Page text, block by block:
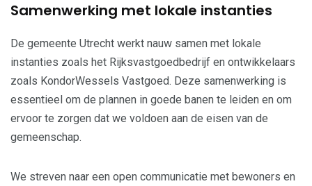
Samenwerking met lokale instanties
De gemeente Utrecht werkt nauw samen met lokale
instanties zoals het Rijksvastgoedbedrijf en ontwikkelaars
zoals KondorWessels Vastgoed. Deze samenwerking is
essentieel om de plannen in goede banen te leiden en om
ervoor te zorgen dat we voldoen aan de eisen van de
gemeenschap.
We streven naar een open communicatie met bewoners en